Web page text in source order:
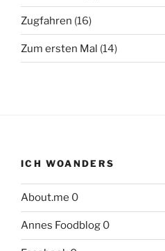
Zugfahren (16)
Zum ersten Mal (14)
ICH WOANDERS
About.me 0
Annes Foodblog 0